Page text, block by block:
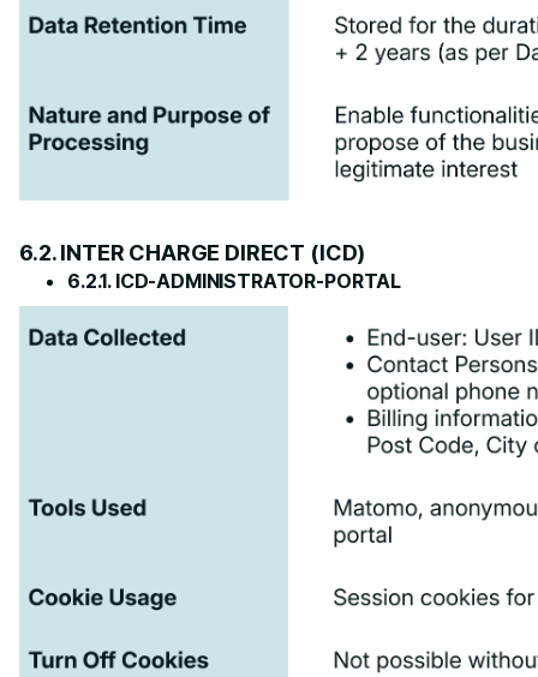
6.2. INTER CHARGE DIRECT (ICD)
6.2.1. ICD-ADMINISTRATOR-PORTAL